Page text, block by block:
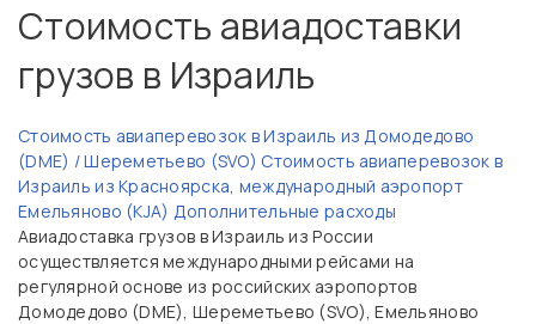
Стоимость авиадоставки
грузов в Израиль
Стоимость авиаперевозок в Израиль из Домодедово
(DME) / Шереметьево (SVO) Стоимость авиаперевозок в
Израиль из Красноярска, международный аэропорт
Емельяново (KJA) Дополнительные расходы
Авиадоставка грузов в Израиль из России
осуществляется международными рейсами на
регулярной основе из российских аэропортов
Домодедово (DME), Шереметьево (SVO), Емельяново